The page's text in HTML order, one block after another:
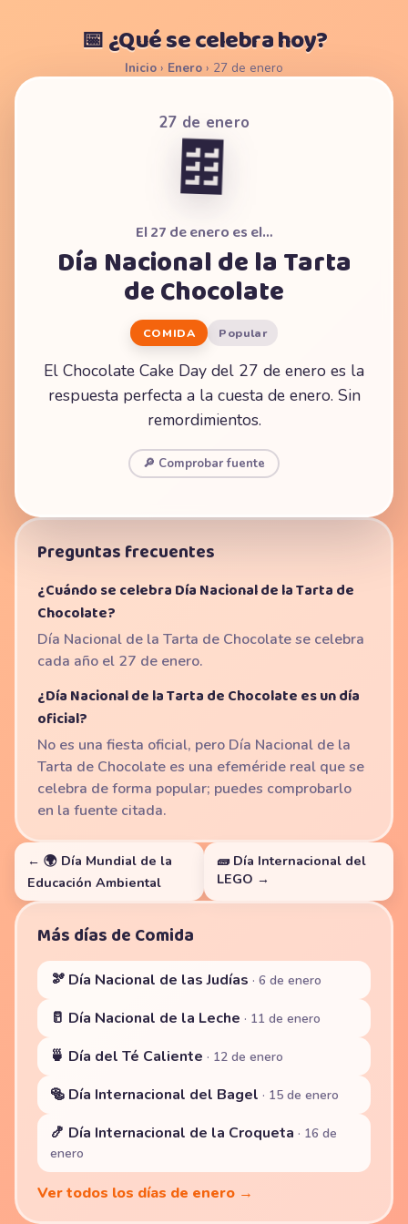
📅 ¿Qué se celebra hoy?
Inicio › Enero › 27 de enero
27 de enero
🍫
El 27 de enero es el…
Día Nacional de la Tarta
de Chocolate
COMIDA Popular
El Chocolate Cake Day del 27 de enero es la
respuesta perfecta a la cuesta de enero. Sin
remordimientos.
🔎 Comprobar fuente
Preguntas frecuentes
¿Cuándo se celebra Día Nacional de la Tarta de
Chocolate?
Día Nacional de la Tarta de Chocolate se celebra
cada año el 27 de enero.
¿Día Nacional de la Tarta de Chocolate es un día
oficial?
No es una fiesta oficial, pero Día Nacional de la
Tarta de Chocolate es una efeméride real que se
celebra de forma popular; puedes comprobarlo
en la fuente citada.
← 🌍 Día Mundial de la
Educación Ambiental
🧱 Día Internacional del
LEGO →
Más días de Comida
🫘 Día Nacional de las Judías · 6 de enero
🥛 Día Nacional de la Leche · 11 de enero
🍵 Día del Té Caliente · 12 de enero
🥯 Día Internacional del Bagel · 15 de enero
🍤 Día Internacional de la Croqueta · 16 de
enero
Ver todos los días de enero →